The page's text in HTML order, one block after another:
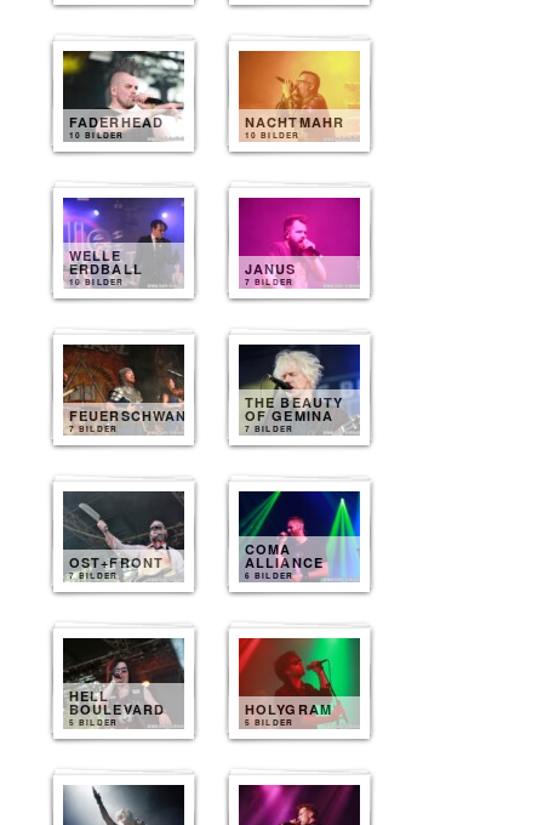
FADERHEAD
10 BILDER
NACHTMAHR
10 BILDER
WELLE
ERDBALL
10 BILDER
JANUS
7 BILDER
FEUERSCHWANZ
7 BILDER
THE BEAUTY
OF GEMINA
7 BILDER
OST+FRONT
7 BILDER
COMA
ALLIANCE
6 BILDER
HELL
BOULEVARD
5 BILDER
HOLYGRAM
5 BILDER